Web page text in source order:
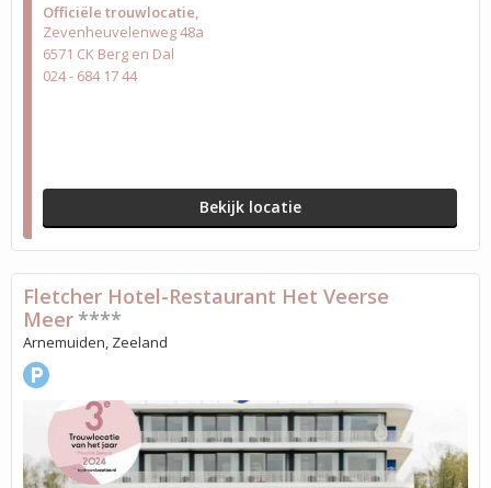
Officiële trouwlocatie
Zevenheuvelenweg 48a
6571 CK Berg en Dal
024 - 684 17 44
Bekijk locatie
Fletcher Hotel-Restaurant Het Veerse
Meer ****
Arnemuiden, Zeeland